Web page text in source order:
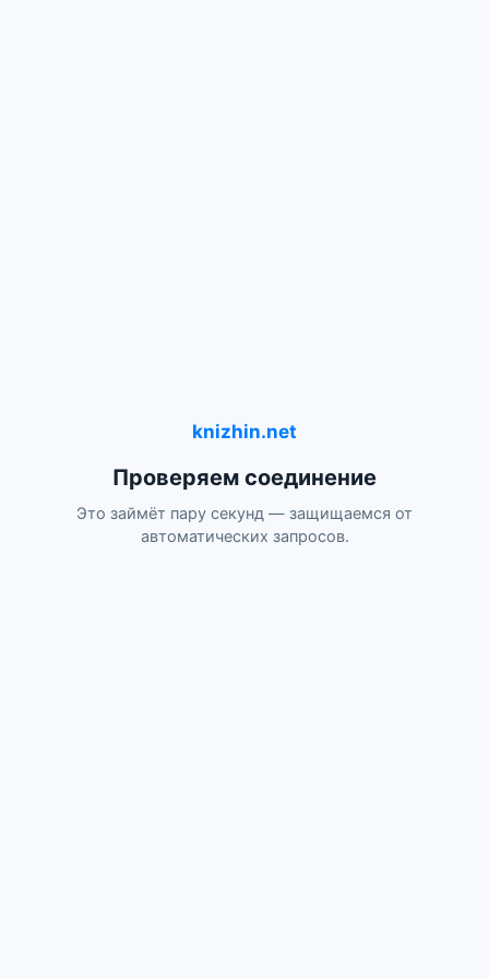
knizhin.net
Проверяем соединение
Это займёт пару секунд — защищаемся от
автоматических запросов.